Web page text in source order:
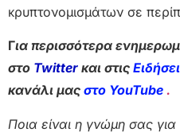
κρυπτονομισμάτων σε
Για περισσότερα
στο Twitter και στις
κανάλι μας στο YouTube .
Ποια είναι η γνώμη σας για